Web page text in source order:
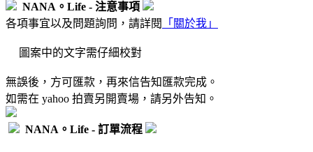
NANA。Life - 注意事項
各項事宜以及問題詢問，請詳閱
「關於我」
圖案中的文字需仔細校對
無誤後，方可匯款，再來信告知匯款完成。
如需在 yahoo 拍賣另開賣場，請另外告知。
NANA。Life - 訂單流程